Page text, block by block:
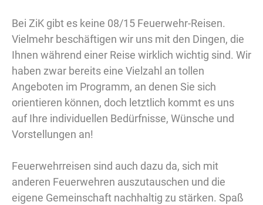
Bei ZiK gibt es keine 08/15 Feuerwehr-Reisen.
Vielmehr beschäftigen wir uns mit den Dingen, die
Ihnen während einer Reise wirklich wichtig sind. Wir
haben zwar bereits eine Vielzahl an tollen
Angeboten im Programm, an denen Sie sich
orientieren können, doch letztlich kommt es uns
auf Ihre individuellen Bedürfnisse, Wünsche und
Vorstellungen an!
Feuerwehrreisen sind auch dazu da, sich mit
anderen Feuerwehren auszutauschen und die
eigene Gemeinschaft nachhaltig zu stärken. Spaß